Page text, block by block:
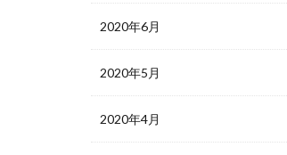
2020年6月
2020年5月
2020年4月